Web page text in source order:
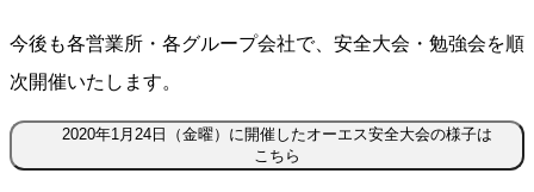
今後も各営業所・各グループ会社で、安全大会・勉強会を順
次開催いたします。
2020年1月24日（金曜）に開催したオーエス安全大会の様子は
こちら